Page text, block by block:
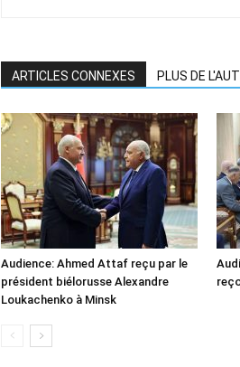
ARTICLES CONNEXES PLUS DE
Audience: Ahmed Attaf reçu par le
président biélorusse Alexandre
Loukachenko à Minsk